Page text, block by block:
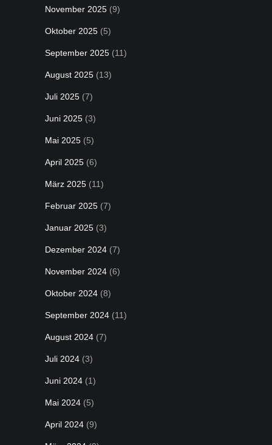
November 2025 (9)
Oktober 2025 (5)
September 2025 (11)
August 2025 (13)
Juli 2025 (7)
Juni 2025 (3)
Mai 2025 (5)
April 2025 (6)
März 2025 (11)
Februar 2025 (7)
Januar 2025 (3)
Dezember 2024 (7)
November 2024 (6)
Oktober 2024 (8)
September 2024 (11)
August 2024 (7)
Juli 2024 (3)
Juni 2024 (1)
Mai 2024 (5)
April 2024 (9)